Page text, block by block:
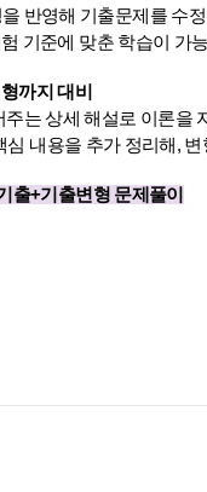
반영해 기출문제를 수
기준에 맞춘 학습이 가
까지 대비
는 상세 해설로 이론을
심 내용을 추가 정리해,
출+기출변형 문제풀이